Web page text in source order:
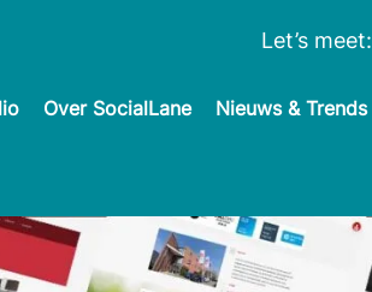
Let’s meet:
Over SocialLane Nieuws & Trends